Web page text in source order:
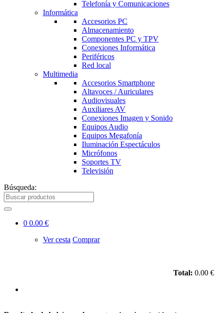
Telefonía y Comunicaciones
Informática
Accesorios PC
Almacenamiento
Componentes PC y TPV
Conexiones Informática
Periféricos
Red local
Multimedia
Accesorios Smartphone
Altavoces / Auriculares
Audiovisuales
Auxiliares AV
Conexiones Imagen y Sonido
Equipos Audio
Equipos Megafonía
Iluminación Espectáculos
Micrófonos
Soportes TV
Televisión
Búsqueda:
0 0.00 €
Ver cesta Comprar
Total: 0.00 €